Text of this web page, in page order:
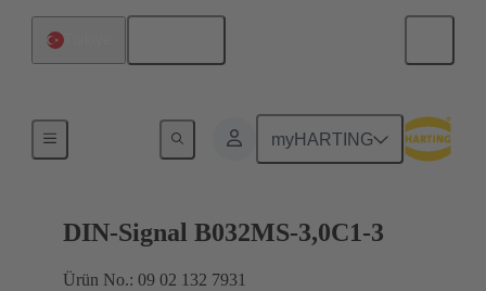
myHARTING
Anakarttan ek karta bağlantı
DIN-Signal B032MS-3,0C1-3
Ürün No.: 09 02 132 7931